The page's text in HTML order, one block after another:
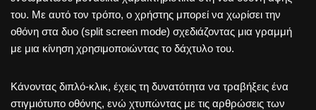
του. Με αυτό τον τρόπο, ο χρήστης μπορεί να χωρίσει την
οθόνη στα δυο (split screen mode) σχεδιάζοντας μια γραμμή
με μια κίνηση χρησιμοποιώντας το δάχτυλο του.
Κάνοντας διπλό-κλικ, έχεις τη δυνατότητα να τραβήξεις ένα
στιγμιότυπο οθόνης, ενώ χτυπώντας με τις αρθρώσεις των